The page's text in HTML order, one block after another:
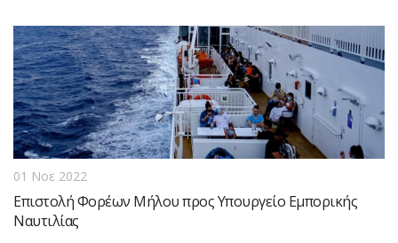
01 Νοε 2022
Επιστολή Φορέων Μήλου προς Υπουργείο Εμπορικής
Ναυτιλίας